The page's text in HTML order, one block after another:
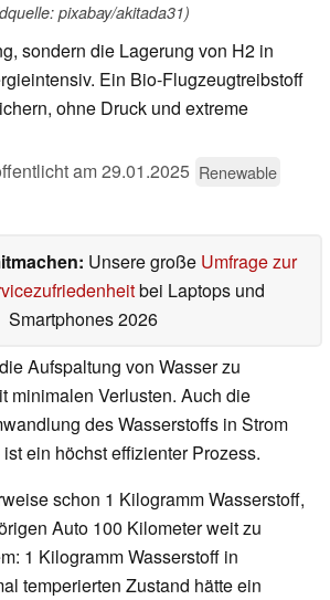
pixabay/akitada31)
sondern die Lagerung von H2 in
Ein Bio-Flugzeugtreibstoff
ohne Druck und extreme
am29.01.2025 Renewable
Unsere große Umfrage zur
bei Laptops und
Smartphones 2026
Aufspaltung von Wasser zu
minimalen Verlusten. Auch die
des Wasserstoffs in Strom
ein höchst effizienter Prozess.
schon 1 Kilogramm Wasserstoff,
Auto 100 Kilometer weit zu
1 Kilogramm Wasserstoff in
temperierten Zustand hätte ein